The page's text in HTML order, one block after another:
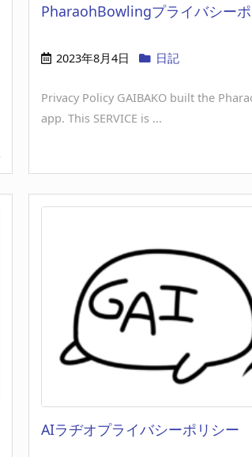
PharaohBowlingプライバシー
2023年8月4日 日記
Privacy Policy GAIBAKO built the
app. This SERVICE is ...
AIラヂオプライバシーポリシー